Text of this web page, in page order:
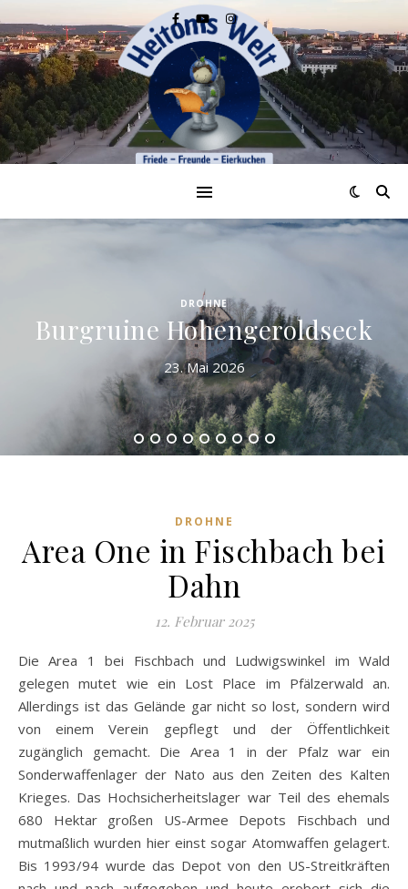
DROHNE,UNTERWEGS
Loket in Tschechien
10. Juni 2024
DROHNE
Area One in Fischbach bei
Dahn
12. Februar 2025
Die Area 1 bei Fischbach und Ludwigswinkel im Wald
gelegen mutet wie ein Lost Place im Pfälzerwald an.
Allerdings ist das Gelände gar nicht so lost, sondern wird
von einem Verein gepflegt und der Öffentlichkeit
zugänglich gemacht. Die Area 1 in der Pfalz war ein
Sonderwaffenlager der Nato aus den Zeiten des Kalten
Krieges. Das Hochsicherheitslager war Teil des ehemals
680 Hektar großen US-Armee Depots Fischbach und
mutmaßlich wurden hier einst sogar Atomwaffen gelagert.
Bis 1993/94 wurde das Depot von den US-Streitkräften